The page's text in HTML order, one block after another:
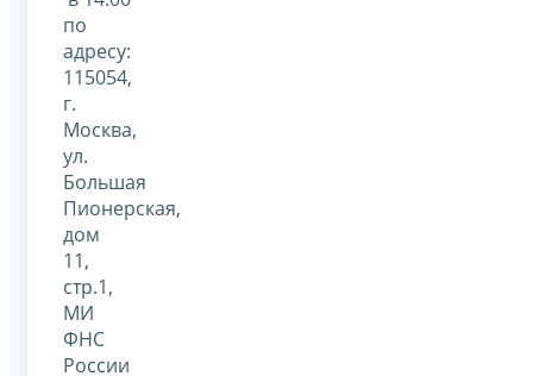
по
адресу:
115054,
г.
Москва,
ул.
Большая
Пионерская,
дом
11,
стр.1,
МИ
ФНС
России